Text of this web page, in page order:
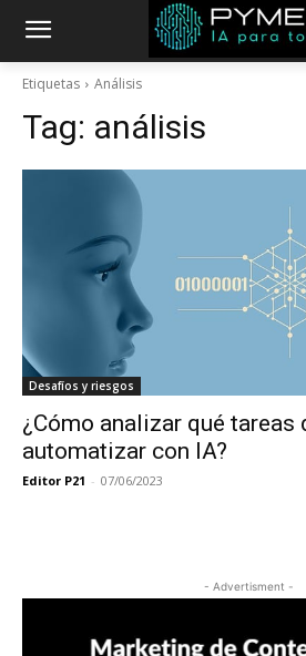
Etiquetas Análisis
Tag: análisis
Desafíos y riesgos
¿Cómo analizar qué tareas
automatizar con IA?
Editor P21 - 07/06/2023
- Advertisment -